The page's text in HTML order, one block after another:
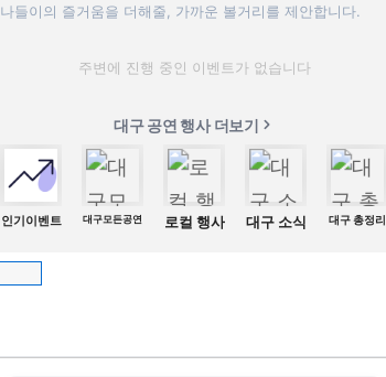
나들이의 즐거움을 더해줄, 가까운 볼거리를 제안합니다.
주변에 진행 중인 이벤트가 없습니다
대구 공연 행사 더보기
인기이벤트 대구모든공연 로컬 행사 대구 소식 대구 총정리